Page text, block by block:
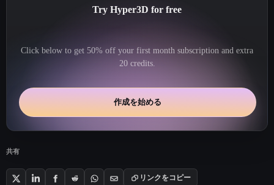
Try Hyper3D for free
Click below to get 50% off your first month subscription and extra
20 credits.
作成を始める
共有
リンクをコピー